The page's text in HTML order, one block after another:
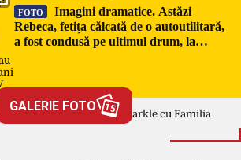
FOTO
Imagini dramatice. Astăzi
Rebeca, fetița călcată de o autoutilitară,
a fost condusă pe ultimul drum, la
EXCLUSIV
GALERIE FOTO 15